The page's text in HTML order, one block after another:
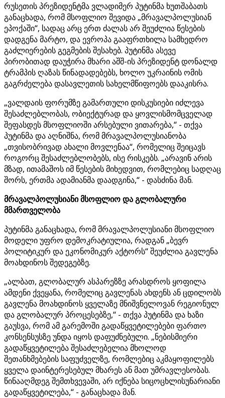
რუსეთის პრეზიდენტმა ვლადიმერ პუტინმა ხუთშაბათს
განაცხადა, რომ მსოფლიო შევიდა „მრავალპოლუსიან
ეპოქაში“, სადაც არც ერთ ძალას არ შეუძლია წესების
დადგენა მარტო, და ევროპა გააფრთხილა სამხედრო
გაძლიერების გეგმების შესახებ. პუტინმა ასევე
პირობითად დაუჭირა მხარი აშშ-ის პრეზიდენტ დონალდ
ტრამპის ღაზას წინადადებებს, ხოლო უკრაინის ომის
გაგრძელება დასავლეთის სახელმწიფოებს დააკისრა.
„ვალდაის ფორუმზე გამართული დისკუსიები იძლევა
შესაძლებლობას, ობიექტურად და ყოვლისმომცველად
შეფასდეს მსოფლიოში არსებული ვითარება,“ - თქვა
პუტინმა და აღნიშნა, რომ მრავალპოლუსიანობა
„თვისობრივად ახალი მოვლენაა“, რომელიც შეიცავს
როგორც შესაძლებლობებს, ისე რისკებს. „არავინ არის
მზად, ითამაშოს იმ წესების მიხედვით, რომლებიც სადღაც
შორს, ერთმა ადამიანმა დაადგინა,“ - დასძინა მან.
მრავალპოლუსიანი მსოფლიო და გლობალური
მმართველობა
პუტინმა განაცხადა, რომ მრავალპოლუსიანი მსოფლიო
მოდელი უფრო დემოკრატიულია, რადგან „ბევრ
პოლიტიკურ და ეკონომიკურ აქტორს“ შეუძლია გავლენა
მოახდინოს შედეგებზე.
„ალბათ, გლობალურ ასპარეზზე არასდროს ყოფილა
ამდენი ქვეყანა, რომელიც გავლენას ახდენს ან ცდილობს
გავლენა მოახდინოს ყველაზე მნიშვნელოვან რეგიონულ
და გლობალურ პროცესებზე,“ - თქვა პუტინმა და ხაზი
გაუსვა, რომ ამ გარემოში გადაწყვეტილებები ფართო
კონსენსუსზე უნდა იყოს დაფუძნებული. „ნებისმიერი
გადაწყვეტილება შესაძლებელია მხოლოდ
შეთანხმებების საფუძველზე, რომლებიც აკმაყოფილებს
ყველა დაინტერესებულ მხარეს ან მათ უმრავლესობას.
წინააღმდეგ შემთხვევაში, არ იქნება სიცოცხლისუნარიანი
გადაწყვეტილება,“ - განაცხადა მან.